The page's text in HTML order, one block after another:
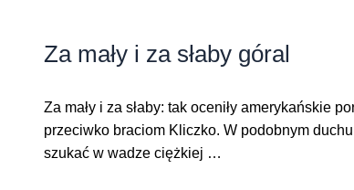
Za mały i za słaby góral
Za mały i za słaby: tak oceniły amerykańskie
przeciwko braciom Kliczko. W podobnym
szukać w wadze ciężkiej …